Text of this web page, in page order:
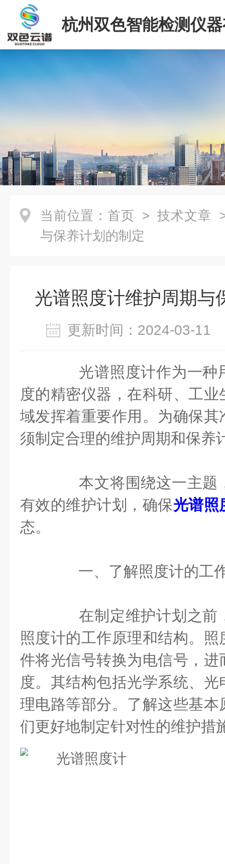
杭州双色智能检测仪
司
当前位置： 首页 > 技术文章
与保养计划的制定
光谱照度计维护周期与
更新时间：2024-03-
光谱照度计作为一种
度的精密仪器，在科研、工
域发挥着重要作用。为确保
须制定合理的维护周期和保养
本文将围绕这一主题
有效的维护计划，确保光谱照
态。
一、了解照度计的工
在制定维护计划之前
照度计的工作原理和结构。
件将光信号转换为电信号，
度。其结构包括光学系统、
理电路等部分。了解这些基
们更好地制定针对性的维护措